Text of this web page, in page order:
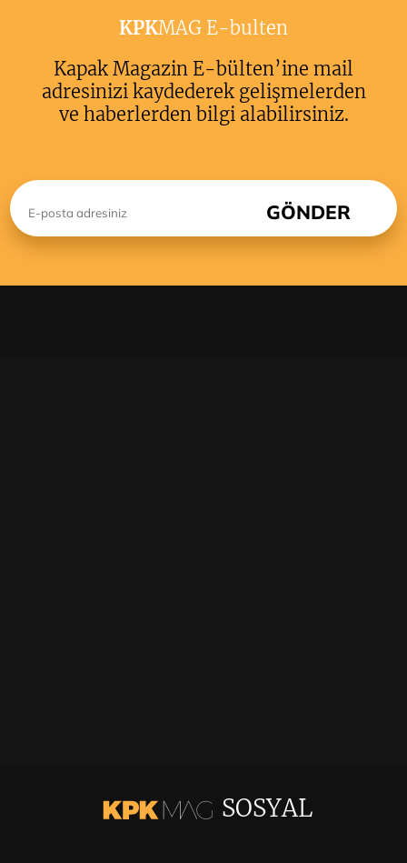
KPKMAG E-bulten
Kapak Magazin E-bülten’ine mail
adresinizi kaydederek gelişmelerden
ve haberlerden bilgi alabilirsiniz.
SOSYAL